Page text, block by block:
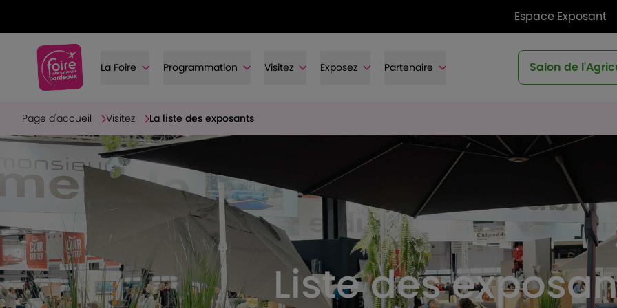
Espace Exposant
La Foire Programmation Visitez Exposez Partenaire Salon de
Page d'accueil Visitez La liste des exposants
Liste des